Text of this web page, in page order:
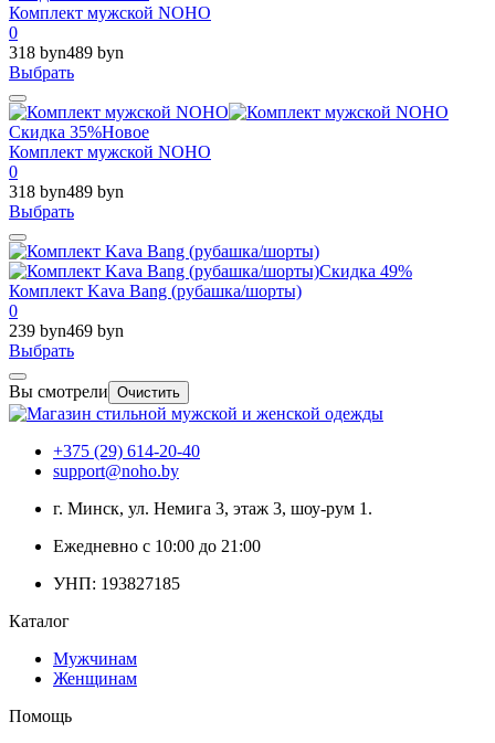
Комплект мужской NOHO
0
318 byn489 byn
Выбрать
Скидка 35%Новое
Комплект мужской NOHO
0
318 byn489 byn
Выбрать
Скидка 49%
Комплект Kava Bang (рубашка/шорты)
0
239 byn469 byn
Выбрать
Вы смотрели Очистить
+375 (29) 614-20-40
support@noho.by
г. Минск, ул. Немига 3, этаж 3, шоу-рум 1.
Ежедневно с 10:00 до 21:00
УНП: 193827185
Каталог
Мужчинам
Женщинам
Помощь